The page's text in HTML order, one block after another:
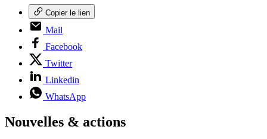
Copier le lien
Mail
Facebook
Twitter
Linkedin
WhatsApp
Nouvelles & actions